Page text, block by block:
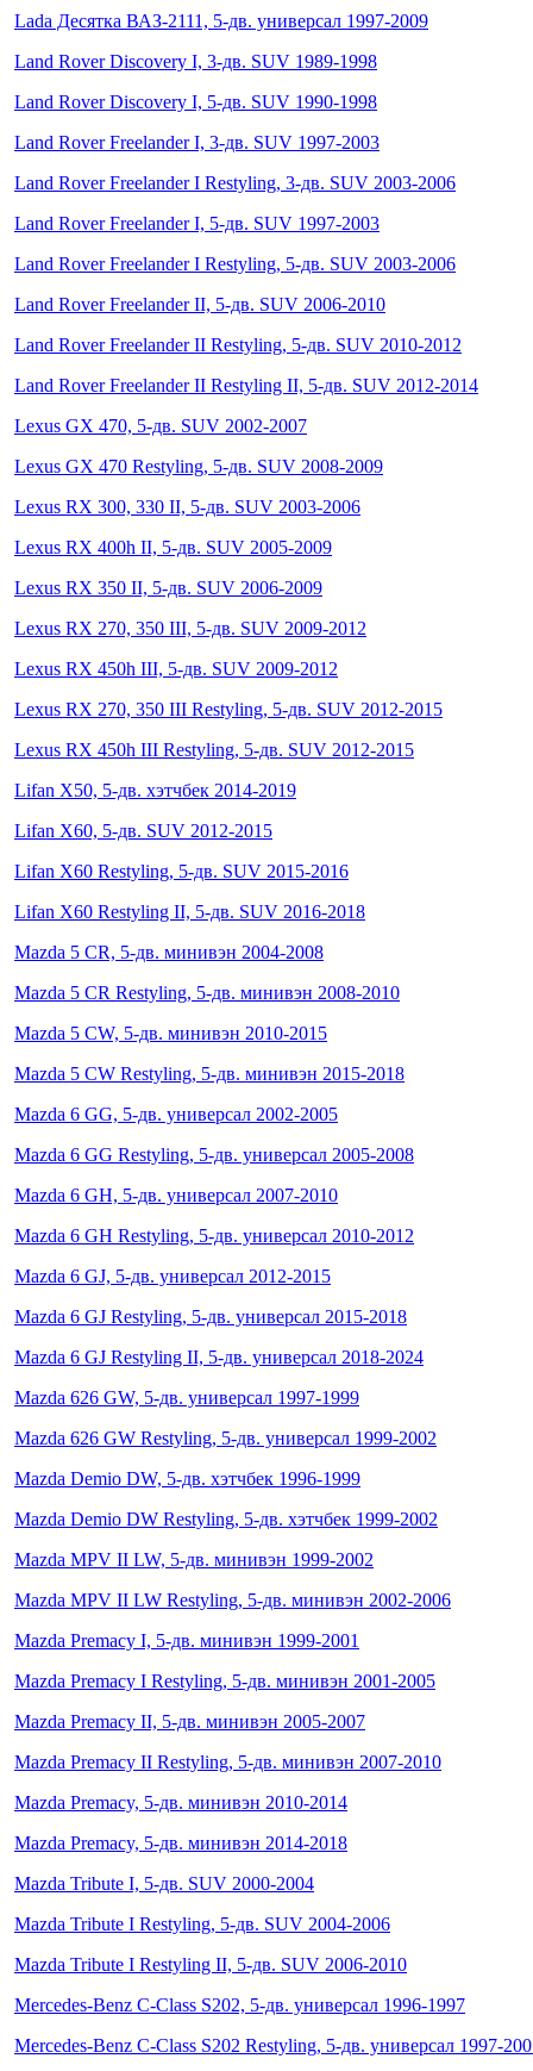
Lada Десятка ВАЗ-2111, 5-дв. универсал 1997-2009
Land Rover Discovery I, 3-дв. SUV 1989-1998
Land Rover Discovery I, 5-дв. SUV 1990-1998
Land Rover Freelander I, 3-дв. SUV 1997-2003
Land Rover Freelander I Restyling, 3-дв. SUV 2003-2006
Land Rover Freelander I, 5-дв. SUV 1997-2003
Land Rover Freelander I Restyling, 5-дв. SUV 2003-2006
Land Rover Freelander II, 5-дв. SUV 2006-2010
Land Rover Freelander II Restyling, 5-дв. SUV 2010-2012
Land Rover Freelander II Restyling II, 5-дв. SUV 2012-2014
Lexus GX 470, 5-дв. SUV 2002-2007
Lexus GX 470 Restyling, 5-дв. SUV 2008-2009
Lexus RX 300, 330 II, 5-дв. SUV 2003-2006
Lexus RX 400h II, 5-дв. SUV 2005-2009
Lexus RX 350 II, 5-дв. SUV 2006-2009
Lexus RX 270, 350 III, 5-дв. SUV 2009-2012
Lexus RX 450h III, 5-дв. SUV 2009-2012
Lexus RX 270, 350 III Restyling, 5-дв. SUV 2012-2015
Lexus RX 450h III Restyling, 5-дв. SUV 2012-2015
Lifan X50, 5-дв. хэтчбек 2014-2019
Lifan X60, 5-дв. SUV 2012-2015
Lifan X60 Restyling, 5-дв. SUV 2015-2016
Lifan X60 Restyling II, 5-дв. SUV 2016-2018
Mazda 5 CR, 5-дв. минивэн 2004-2008
Mazda 5 CR Restyling, 5-дв. минивэн 2008-2010
Mazda 5 CW, 5-дв. минивэн 2010-2015
Mazda 5 CW Restyling, 5-дв. минивэн 2015-2018
Mazda 6 GG, 5-дв. универсал 2002-2005
Mazda 6 GG Restyling, 5-дв. универсал 2005-2008
Mazda 6 GH, 5-дв. универсал 2007-2010
Mazda 6 GH Restyling, 5-дв. универсал 2010-2012
Mazda 6 GJ, 5-дв. универсал 2012-2015
Mazda 6 GJ Restyling, 5-дв. универсал 2015-2018
Mazda 6 GJ Restyling II, 5-дв. универсал 2018-2024
Mazda 626 GW, 5-дв. универсал 1997-1999
Mazda 626 GW Restyling, 5-дв. универсал 1999-2002
Mazda Demio DW, 5-дв. хэтчбек 1996-1999
Mazda Demio DW Restyling, 5-дв. хэтчбек 1999-2002
Mazda MPV II LW, 5-дв. минивэн 1999-2002
Mazda MPV II LW Restyling, 5-дв. минивэн 2002-2006
Mazda Premacy I, 5-дв. минивэн 1999-2001
Mazda Premacy I Restyling, 5-дв. минивэн 2001-2005
Mazda Premacy II, 5-дв. минивэн 2005-2007
Mazda Premacy II Restyling, 5-дв. минивэн 2007-2010
Mazda Premacy, 5-дв. минивэн 2010-2014
Mazda Premacy, 5-дв. минивэн 2014-2018
Mazda Tribute I, 5-дв. SUV 2000-2004
Mazda Tribute I Restyling, 5-дв. SUV 2004-2006
Mazda Tribute I Restyling II, 5-дв. SUV 2006-2010
Mercedes-Benz C-Class S202, 5-дв. универсал 1996-1997
Mercedes-Benz C-Class S202 Restyling, 5-дв. универсал 1997-